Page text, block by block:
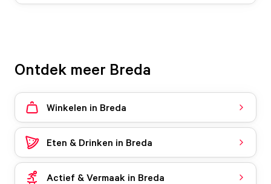
Ontdek meer Breda
Winkelen in Breda
Eten & Drinken in Breda
Actief & Vermaak in Breda